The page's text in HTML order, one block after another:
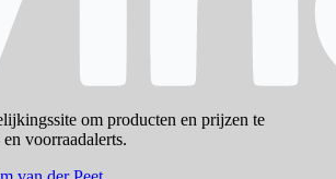
om producten en prijzen te
voorraadalerts.